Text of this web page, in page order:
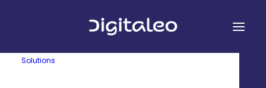
Solutions